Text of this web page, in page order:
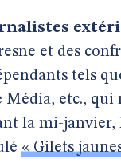
et des
tels
etc., qui
la mi-
« Gilets